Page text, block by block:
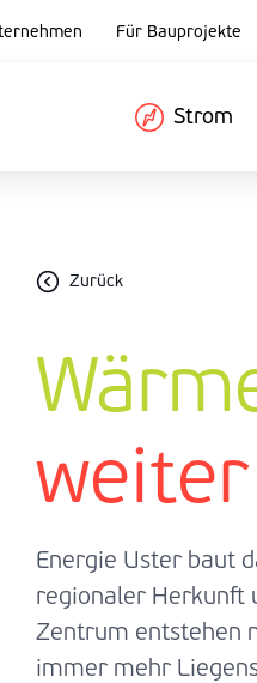
Für Bauprojekte
Strom
Zurück
weiter
Energie Uster baut
regionaler Herkunft
Zentrum entstehen
immer mehr